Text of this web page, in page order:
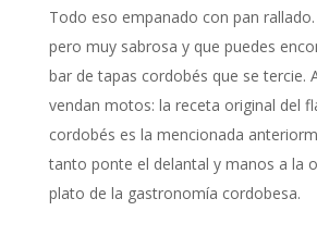
Todo eso empanado con pan
pero muy sabrosa y que puedes
bar de tapas cordobés que se tercie.
vendan motos: la receta original del
cordobés es la mencionada
tanto ponte el delantal y manos a la
plato de la gastronomía cordobesa.